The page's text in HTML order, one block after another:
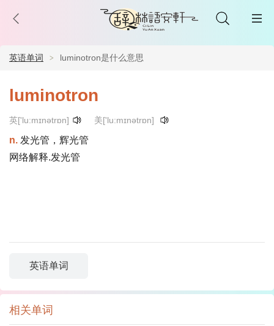
英语单词 luminotron是什么意思
luminotron
英['lu:mɪnətrɒn] 美['lu:mɪnətrɒn]
n. 发光管，辉光管
网络解释.发光管
英语单词
相关单词